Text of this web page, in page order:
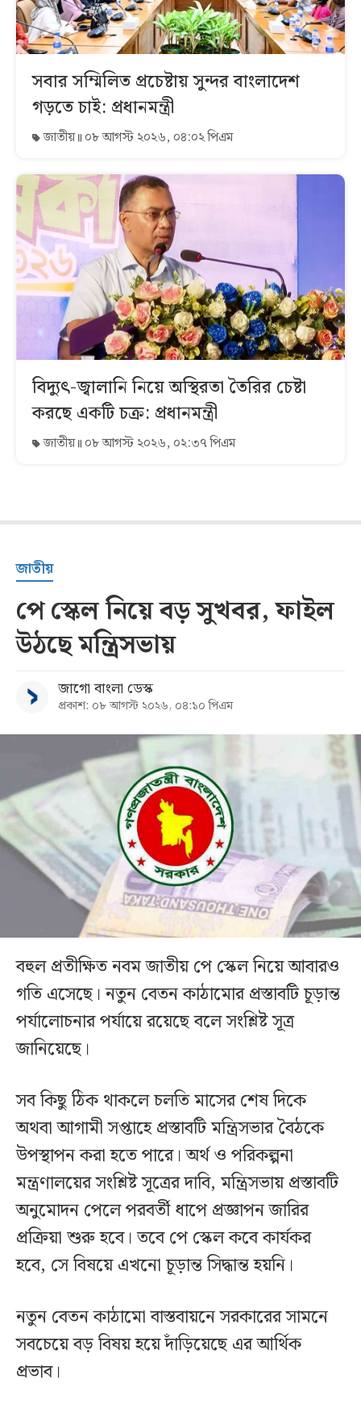
সবার সম্মিলিত প্রচেষ্টায় সুন্দর বাংলাদেশ
গড়তে চাই: প্রধানমন্ত্রী
জাতীয় ০৮ আগস্ট ২০২৬, ০৪:০২ পিএম
বিদ্যুৎ-জ্বালানি নিয়ে অস্থিরতা তৈরির চেষ্টা
করছে একটি চক্র: প্রধানমন্ত্রী
জাতীয় ০৮ আগস্ট ২০২৬, ০২:৩৭ পিএম
জাতীয়
পে স্কেল নিয়ে বড় সুখবর, ফাইল
উঠছে মন্ত্রিসভায়
জাগো বাংলা ডেস্ক
প্রকাশ: ০৮ আগস্ট ২০২৬, ০৪:১০ পিএম
বহুল প্রতীক্ষিত নবম জাতীয় পে স্কেল নিয়ে আবারও
গতি এসেছে। নতুন বেতন কাঠামোর প্রস্তাবটি চূড়ান্ত
পর্যালোচনার পর্যায়ে রয়েছে বলে সংশ্লিষ্ট সূত্র
জানিয়েছে।
সব কিছু ঠিক থাকলে চলতি মাসের শেষ দিকে
অথবা আগামী সপ্তাহে প্রস্তাবটি মন্ত্রিসভার বৈঠকে
উপস্থাপন করা হতে পারে। অর্থ ও পরিকল্পনা
মন্ত্রণালয়ের সংশ্লিষ্ট সূত্রের দাবি, মন্ত্রিসভায় প্রস্তাবটি
অনুমোদন পেলে পরবর্তী ধাপে প্রজ্ঞাপন জারির
প্রক্রিয়া শুরু হবে। তবে পে স্কেল কবে কার্যকর
হবে, সে বিষয়ে এখনো চূড়ান্ত সিদ্ধান্ত হয়নি।
নতুন বেতন কাঠামো বাস্তবায়নে সরকারের সামনে
সবচেয়ে বড় বিষয় হয়ে দাঁড়িয়েছে এর আর্থিক
প্রভাব।